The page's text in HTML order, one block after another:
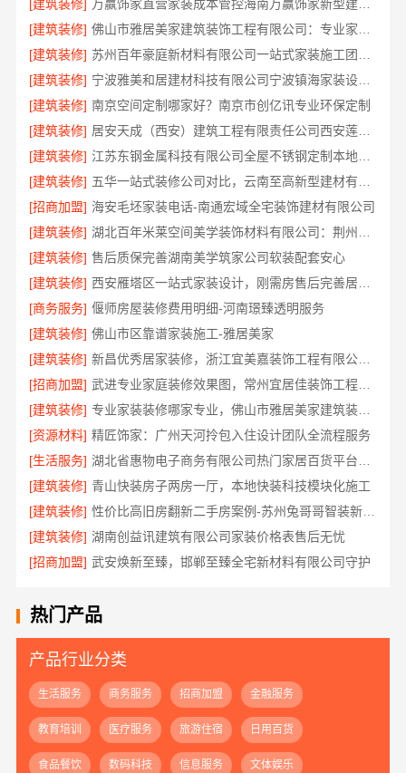
[建筑装修]
万赢饰家直营家装成本管控海南万赢饰家新型建筑材料有限公司
[建筑装修]
[建筑装修]
[建筑装修]
宁波雅美和居建材科技有限公司宁波镇海家装设计合作联系方式，欢迎来电预约
[建筑装修] 南京空间定制哪家好？南京市创亿讯专业环保定制
[建筑装修]
居安天成（西安）建筑工程有限责任公司西安莲湖区专业家装平层
[建筑装修]
[建筑装修]
[招商加盟] 海安毛坯家装电话-南通宏域全宅装饰建材有限公司
[建筑装修]
[建筑装修] 售后质保完善湖南美学筑家公司软装配套安心
[建筑装修]
[商务服务] 偃师房屋装修费用明细-河南璟臻透明服务
[建筑装修] 佛山市区靠谱家装施工-雅居美家
[建筑装修]
新昌优秀居家装修，浙江宜美嘉装饰工程有限公司匠心打造
[招商加盟]
武进专业家庭装修效果图，常州宜居佳装饰工程有限公司定制设计
[建筑装修]
专业家装装修哪家专业，佛山市雅居美家建筑装饰工程有限公司
[资源材料] 精匠饰家：广州天河拎包入住设计团队全流程服务
[生活服务]
[建筑装修] 青山快装房子两房一厅，本地快装科技模块化施工
[建筑装修]
性价比高旧房翻新二手房案例-苏州兔哥哥智装新材料有限公司真实完工展示
[建筑装修] 湖南创益讯建筑有限公司家装价格表售后无忧
[招商加盟] 武安焕新至臻，邯郸至臻全宅新材料有限公司守护
热门产品
产品行业分类
生活服务 商务服务 招商加盟 金融服务
教育培训 医疗服务 旅游住宿 日用百货
食品餐饮 数码科技 信息服务 文体娱乐